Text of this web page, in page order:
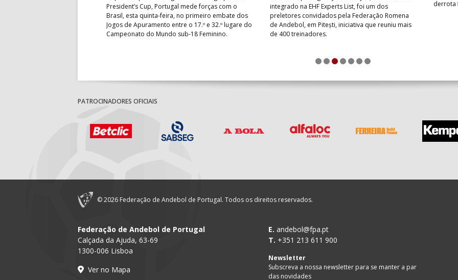
President’s Cup, Portugal mede forças com o
Brasil, esta quinta-feira, no primeiro embate dos
Jogos de Apuramento entre o 17.º e 32.º lugare do
Campeonato do Mundo sub-18 Feminino.
integrado na EHF Experts List, foi um dos
preletores convidados pela Federação Romena
de Andebol, em Pitești, iniciativa que reuniu mais
de 400 treinadores.
derrota
1 2 3 4 5 6 7
PATROCINADORES OFICIAIS
© 2026 Federação de Andebol de Portugal. Todos os direitos reservados.
Federação de Andebol de Portugal
Calçada da Ajuda, 63-69
1300-006 Lisboa
Ver no Mapa
E. andebol@fpa.pt
T. +351 213 611 900
Newsletter
Subscreva a nossa newsletter para se manter a par
das novidades